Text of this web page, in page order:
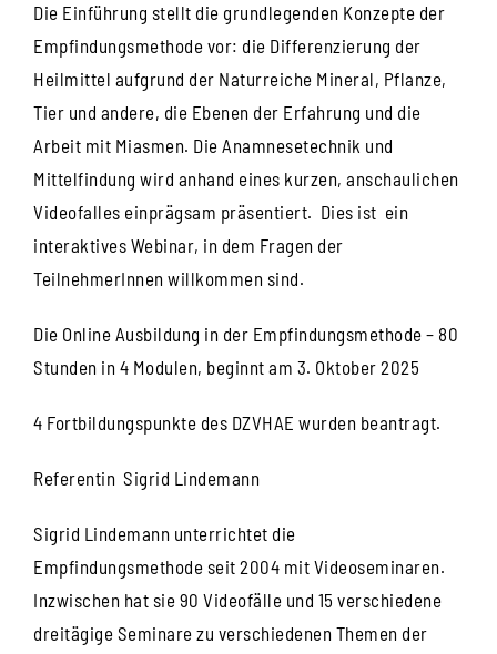
Die Einführung stellt die grundlegenden Konzepte der
Empfindungsmethode vor: die Differenzierung der
Heilmittel aufgrund der Naturreiche Mineral, Pflanze,
Tier und andere, die Ebenen der Erfahrung und die
Arbeit mit Miasmen. Die Anamnesetechnik und
Mittelfindung wird anhand eines kurzen, anschaulichen
Videofalles einprägsam präsentiert. Dies ist ein
interaktives Webinar, in dem Fragen der
TeilnehmerInnen willkommen sind.
Die Online Ausbildung in der Empfindungsmethode – 80
Stunden in 4 Modulen, beginnt am 3. Oktober 2025
4 Fortbildungspunkte des DZVHAE wurden beantragt.
Referentin Sigrid Lindemann
Sigrid Lindemann unterrichtet die
Empfindungsmethode seit 2004 mit Videoseminaren.
Inzwischen hat sie 90 Videofälle und 15 verschiedene
dreitägige Seminare zu verschiedenen Themen der